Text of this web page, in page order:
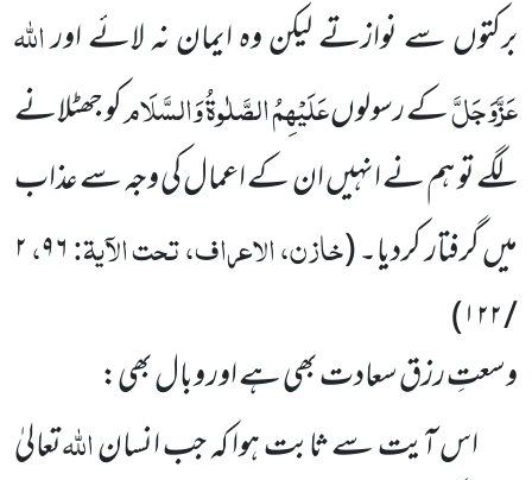
برکتوں سے نوازتے لیکن وہ ایمان نہ لائے اوراللہ
عَزَّوَجَلَّکے رسولوںعَلَیْہِمُ الصَّلٰوۃُ وَالسَّلَامکو جھٹلانے
لگے تو ہم نے انہیں ان کے اعمال کی وجہ سے عذاب
میں گرفتار کردیا۔(خازن، الاعراف، تحت الآیۃ:۹۶،۲
/۱۲۲)
وسعتِ رزق سعادت بھی ہے اور وبال بھی:
اس آیت سے ثابت ہوا کہ جب انساناللہتعالیٰ